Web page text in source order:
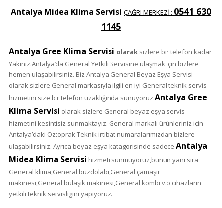
Antalya Midea Klima Servisi ÇAĞRI MERKEZİ : 0541 630
1145
Antalya Gree Klima Servisi olarak sizlere bir telefon kadar
Yakınız.Antalya’da General Yetkili Servisine ulaşmak için bizlere
hemen ulaşabilirsiniz. Biz Antalya General Beyaz Eşya Servisi
olarak sizlere General markasıyla ilgili en iyi General teknik servis
hizmetini size bir telefon uzaklığında sunuyoruz.Antalya Gree
Klima Servisi olarak sizlere General beyaz eşya servis
hizmetini kesintisiz sunmaktayız. General markalı ürünleriniz için
Antalya’daki Öztoprak Teknik irtibat numaralarımızdan bizlere
ulaşabilirsiniz. Ayrıca beyaz eşya katagorisinde sadece Antalya
Midea Klima Servisi hizmeti sunmuyoruz,bunun yanı sıra
General klima,General buzdolabı,General çamaşır
makinesi,General bulaşık makinesi,General kombi v.b cihazların
yetkili teknik servisligini yapıyoruz.